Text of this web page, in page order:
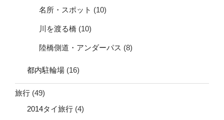
名所・スポット (10)
川を渡る橋 (10)
陸橋側道・アンダーパス (8)
都内駐輪場 (16)
旅行 (49)
2014タイ旅行 (4)